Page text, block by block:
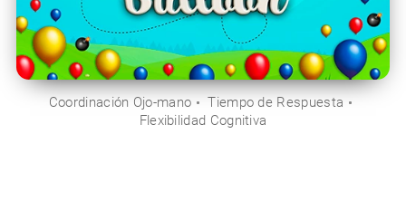
Coordinación Ojo-mano
Tiempo de Respuesta
Flexibilidad Cognitiva